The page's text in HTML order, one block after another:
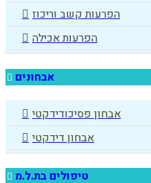
הפרעות קשב וריכוז
הפרעות אכילה
אבחונים
אבחון פסיכודידקטי
אבחון דידקטי
טיפולים בת.ל.מ